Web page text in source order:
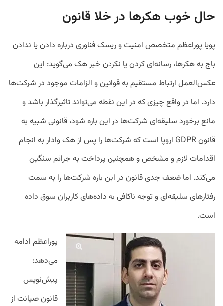
حال خوب هکرها در خلا قانون
پویا پوراعظم متخصص امنیت و ریسک فناوری درباره دادن یا ندادن
باج به هکرها، رسانه‌ای کردن یا نکردن خبر هک می‌گوید: این
عکس‌العمل ارتباط مستقیم به قوانین و الزامات موجود در شرکت‌ها
دارد. اما در واقع چیزی که در این نقطه می‌تواند تاثیرگذار باشد و
مانع برخورد سلیقه‌ای شرکت‌ها در این باره شود، قانونی شبیه به
قانون GDPR اروپا است که شرکت‌ها را پس از هک وادار به انجام
اقدامات لازم و مشخص و همچنین پرداخت به جرائم سنگین
می‌کند. اما ضعف جدی قانون در این باره شرکت‌ها را به سمت
رفتارهای سلیقه‌ای و توجه ناکافی به داده‌های کاربران سوق داده
است.
پوراعظم ادامه
می‌دهد:
پیش‌نویس
قانون صیانت از